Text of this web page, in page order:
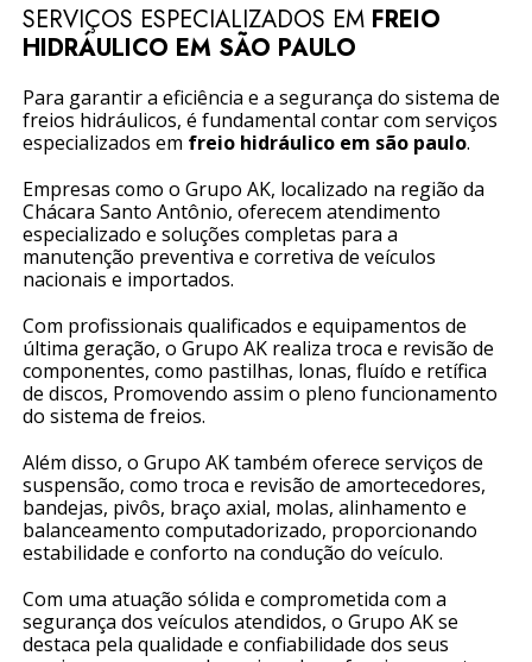
SERVIÇOS ESPECIALIZADOS EM FREIO
HIDRÁULICO EM SÃO PAULO
Para garantir a eficiência e a segurança do sistema de
freios hidráulicos, é fundamental contar com serviços
especializados em freio hidráulico em são paulo.
Empresas como o Grupo AK, localizado na região da
Chácara Santo Antônio, oferecem atendimento
especializado e soluções completas para a
manutenção preventiva e corretiva de veículos
nacionais e importados.
Com profissionais qualificados e equipamentos de
última geração, o Grupo AK realiza troca e revisão de
componentes, como pastilhas, lonas, fluído e retífica
de discos, Promovendo assim o pleno funcionamento
do sistema de freios.
Além disso, o Grupo AK também oferece serviços de
suspensão, como troca e revisão de amortecedores,
bandejas, pivôs, braço axial, molas, alinhamento e
balanceamento computadorizado, proporcionando
estabilidade e conforto na condução do veículo.
Com uma atuação sólida e comprometida com a
segurança dos veículos atendidos, o Grupo AK se
destaca pela qualidade e confiabilidade dos seus